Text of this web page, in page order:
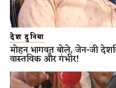
देश दुनिया
मोहन भागवत बोले, जेन-जी
वास्तविक और गंभीर!